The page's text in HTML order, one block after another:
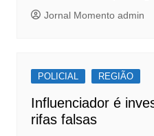
Jornal Momento admin
POLICIAL REGIÃO
Influenciador é
rifas falsas